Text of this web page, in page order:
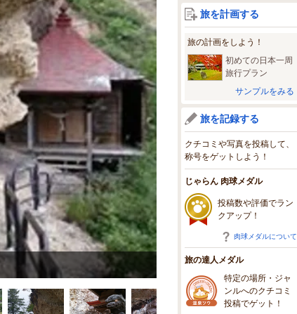
地蔵倉
旅を計画する
旅の計画をしよう！
初めての日本一周
旅行プラン
サンプルをみる
旅を記録する
クチコミや写真を投稿して、
称号をゲットしよう！
じゃらん 肉球メダル
投稿数や評価でラン
クアップ！
肉球メダルについて
旅の達人メダル
特定の場所・ジャ
ンルへのクチコミ
投稿でゲット！